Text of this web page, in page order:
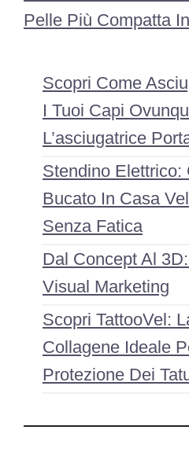
Pelle Più Compatta
Scopri Come
I Tuoi Capi
L’asciugatrice
Stendino Elettrico:
Bucato In Casa
Senza Fatica
Dal Concept Al
Visual Marketing
Scopri TattooVel:
Collagene Ideale
Protezione Dei